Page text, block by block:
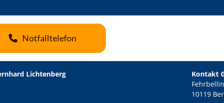
Notfalltelefon
Lichtenberg
Kontakt
10119